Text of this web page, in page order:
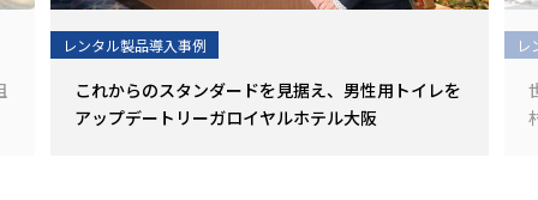
レンタル製品導入事例
これからのスタンダードを見据え、男性用トイレを
アップデート―――リーガロイヤルホテル大阪
レ